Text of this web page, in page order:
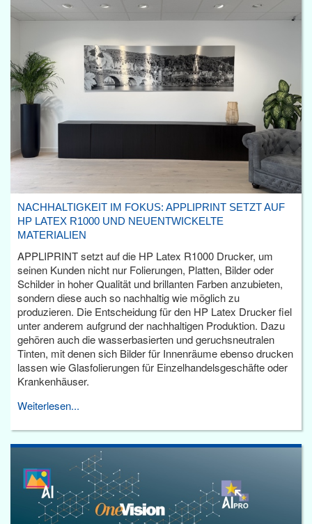
NACHHALTIGKEIT IM FOKUS: APPLIPRINT SETZT AUF
HP LATEX R1000 UND NEUENTWICKELTE
MATERIALIEN
APPLIPRINT setzt auf die HP Latex R1000 Drucker, um
seinen Kunden nicht nur Folierungen, Platten, Bilder oder
Schilder in hoher Qualität und brillanten Farben anzubieten,
sondern diese auch so nachhaltig wie möglich zu
produzieren. Die Entscheidung für den HP Latex Drucker fiel
unter anderem aufgrund der nachhaltigen Produktion. Dazu
gehören auch die wasserbasierten und geruchsneutralen
Tinten, mit denen sich Bilder für Innenräume ebenso drucken
lassen wie Glasfolierungen für Einzelhandelsgeschäfte oder
Krankenhäuser.
Weiterlesen...